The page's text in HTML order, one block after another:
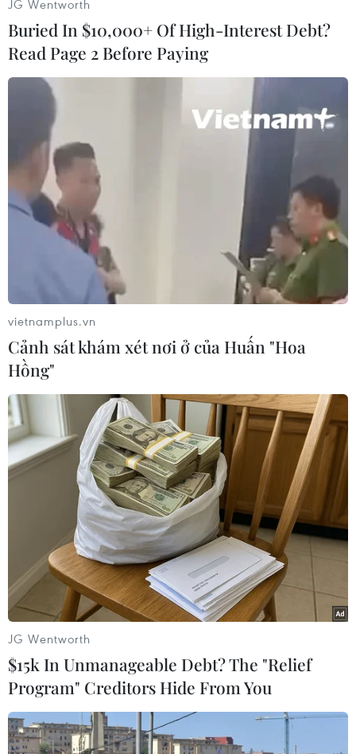
'The Card Players' của Paul Cezanne (274 triệu USD). (Nguồn:
Getty Images)
'No 5, 1948' của Jackson Pollock (164 triệu USD). (Nguồn: AP)
JG Wentworth
Buried In $10,000+ Of High-Interest Debt?
Read Page 2 Before Paying
vietnamplus.vn
Cảnh sát khám xét nơi ở của Huấn "Hoa
Hồng"
JG Wentworth
$15k In Unmanageable Debt? The "Relief
Program" Creditors Hide From You